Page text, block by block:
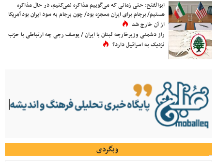
ابوالفتح: حتی زمانی که می‌گوییم مذاکره نمی‌کنیم، در حال مذاکره
هستیم/ برجام برای ایران معجزه بود/ چون برجام به سود ایران بود آمریکا
از آن خارج شد
راز دشمنی وزیرخارجه لبنان با ایران / یوسف رجی چه ارتباطی با حزب
نزدیک به اسرائیل دارد؟
وبگردی